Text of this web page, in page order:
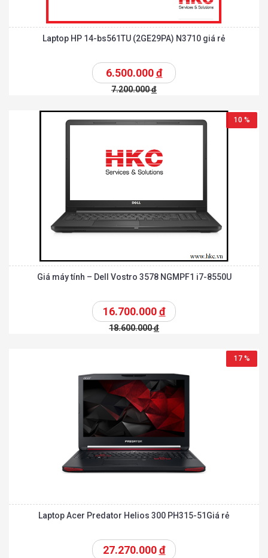
Laptop HP 14-bs561TU (2GE29PA) N3710 giá rẻ
6.500.000đ
7.200.000đ
10 %
Giá máy tính – Dell Vostro 3578 NGMPF1 i7-8550U
16.700.000đ
18.600.000đ
17 %
Laptop Acer Predator Helios 300 PH315-51Giá rẻ
27.270.000đ